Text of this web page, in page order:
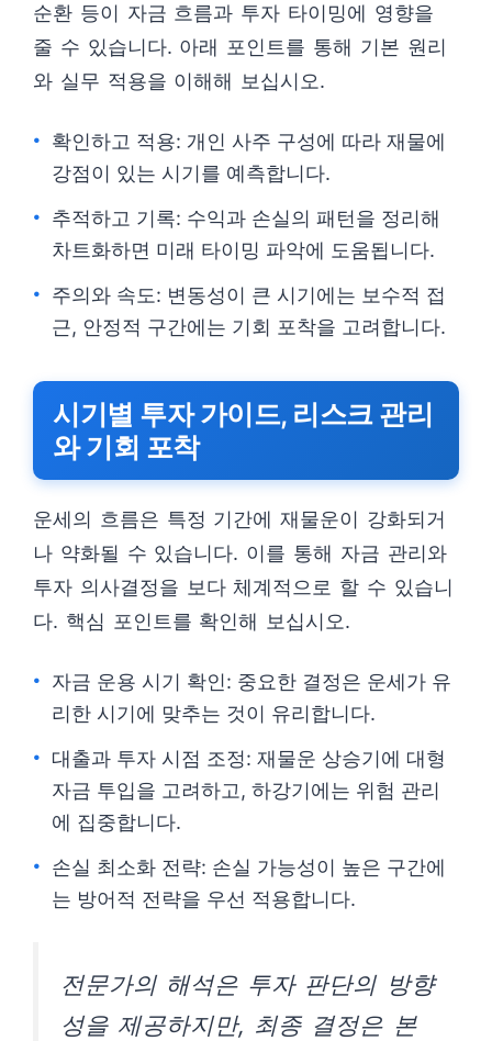
순환 등이 자금 흐름과 투자 타이밍에 영향을
줄 수 있습니다. 아래 포인트를 통해 기본 원리
와 실무 적용을 이해해 보십시오.
확인하고 적용: 개인 사주 구성에 따라 재물에
강점이 있는 시기를 예측합니다.
추적하고 기록: 수익과 손실의 패턴을 정리해
차트화하면 미래 타이밍 파악에 도움됩니다.
주의와 속도: 변동성이 큰 시기에는 보수적 접
근, 안정적 구간에는 기회 포착을 고려합니다.
시기별 투자 가이드, 리스크 관리
와 기회 포착
운세의 흐름은 특정 기간에 재물운이 강화되거
나 약화될 수 있습니다. 이를 통해 자금 관리와
투자 의사결정을 보다 체계적으로 할 수 있습니
다. 핵심 포인트를 확인해 보십시오.
자금 운용 시기 확인: 중요한 결정은 운세가 유
리한 시기에 맞추는 것이 유리합니다.
대출과 투자 시점 조정: 재물운 상승기에 대형
자금 투입을 고려하고, 하강기에는 위험 관리
에 집중합니다.
손실 최소화 전략: 손실 가능성이 높은 구간에
는 방어적 전략을 우선 적용합니다.
전문가의 해석은 투자 판단의 방향
성을 제공하지만, 최종 결정은 본